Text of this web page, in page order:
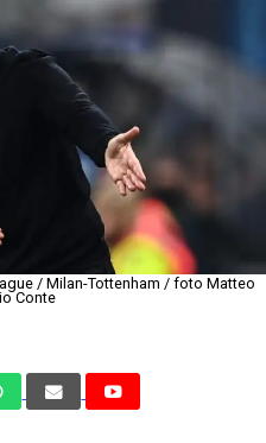
/ Milan-Tottenham / foto Matteo
Conte